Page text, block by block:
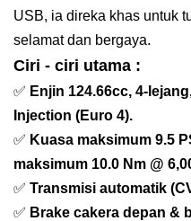
USB, ia direka khas untuk
selamat dan bergaya.
Ciri - ciri utama :
✅ Enjin 124.66cc, 4-
Injection (Euro 4).
✅ Kuasa maksimum 9.5
maksimum 10.0 Nm @
✅ Transmisi automatik
✅ Brake cakera depan &